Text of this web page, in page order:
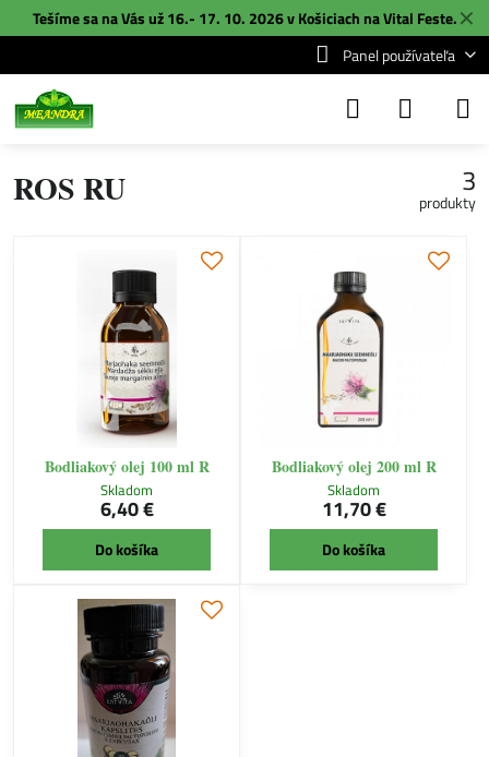
✕
Tešíme sa na Vás už 16.- 17. 10. 2026 v Košiciach naVital Feste.
Panel používateľa
ROS RU 3
produkty
Bodliakový olej 100 ml R
Skladom
6,40 €
Do košíka
Bodliakový olej 200 ml R
Skladom
11,70 €
Do košíka